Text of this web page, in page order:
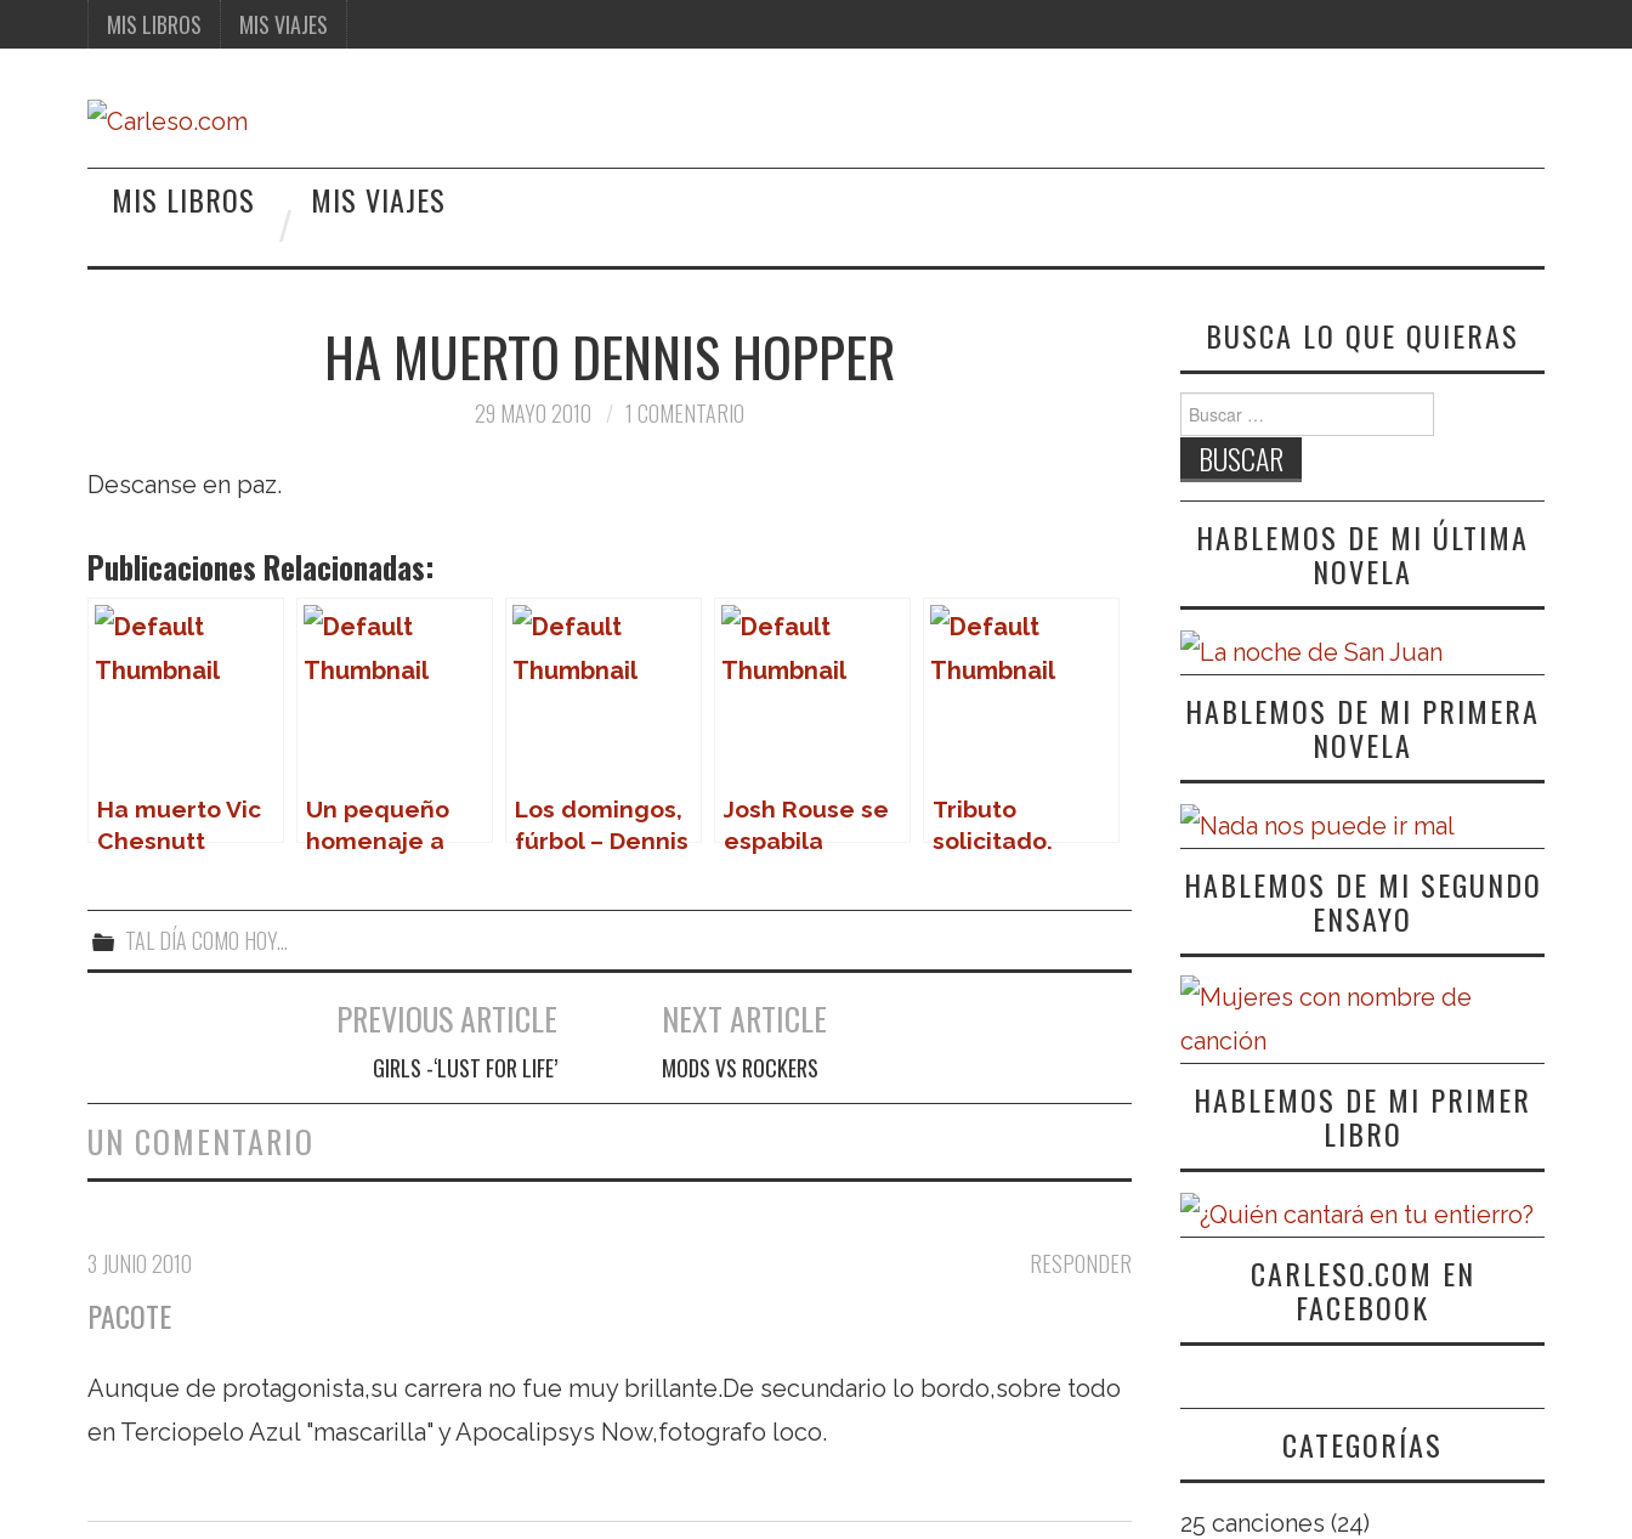
MIS LIBROS MIS VIAJES
MIS LIBROS MIS VIAJES
HA MUERTO DENNIS HOPPER
29 MAYO 2010 1 COMENTARIO
Descanse en paz.
Publicaciones Relacionadas:
Ha muerto Vic
Chesnutt
Un pequeño
homenaje a
Los domingos,
fúrbol – Dennis
Josh Rouse se
espabila
Tributo
solicitado.
concedido.
TAL DÍA COMO HOY...
Navegación de entradas
PREVIOUS ARTICLE
GIRLS -‘LUST FOR LIFE’
NEXT ARTICLE
MODS VS ROCKERS
UN COMENTARIO
RESPONDER
3 JUNIO 2010
PACOTE
Aunque de protagonista,su carrera no fue muy brillante.De secundario lo bordo,sobre todo
en Terciopelo Azul "mascarilla" y Apocalipsys Now,fotografo loco.
BUSCA LO QUE QUIERAS
Buscar:
HABLEMOS DE MI ÚLTIMA
NOVELA
HABLEMOS DE MI PRIMERA
NOVELA
HABLEMOS DE MI SEGUNDO
ENSAYO
HABLEMOS DE MI PRIMER
LIBRO
CARLESO.COM EN
FACEBOOK
CATEGORÍAS
25 canciones (24)